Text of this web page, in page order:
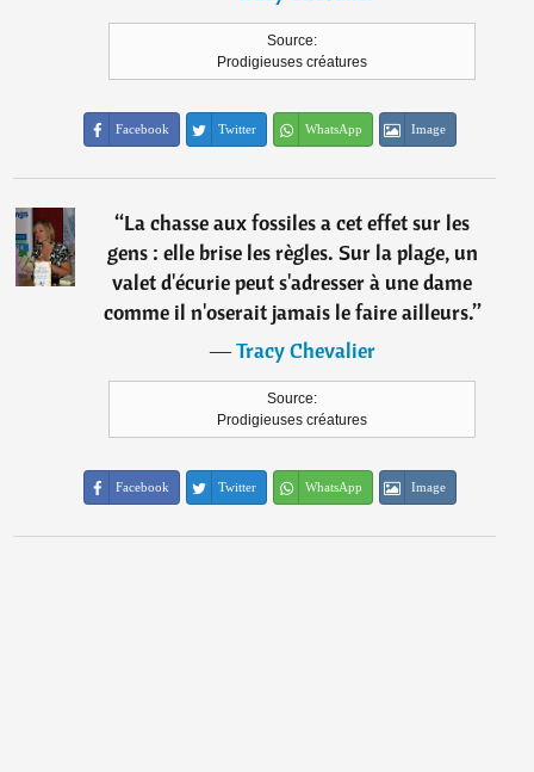
Source:
Prodigieuses créatures
Facebook Twitter WhatsApp Image
“La chasse aux fossiles a cet effet sur les
gens : elle brise les règles. Sur la plage, un
valet d'écurie peut s'adresser à une dame
comme il n'oserait jamais le faire ailleurs.”
―Tracy Chevalier
Source:
Prodigieuses créatures
Facebook Twitter WhatsApp Image